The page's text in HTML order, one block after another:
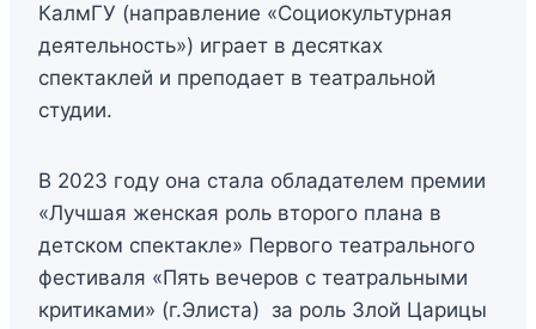
КалмГУ (направление «Социокультурная
деятельность») играет в десятках
спектаклей и преподает в театральной
студии.
В 2023 году она стала обладателем премии
«Лучшая женская роль второго плана в
детском спектакле» Первого театрального
фестиваля «Пять вечеров с театральными
критиками» (г.Элиста) за роль Злой Царицы